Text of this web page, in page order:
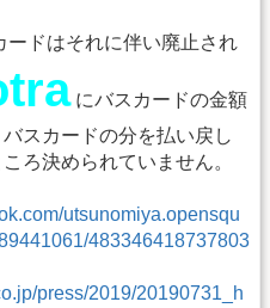
ードはそれに伴い廃止され
にバスカードの金額
スカードの分を払い戻し
ろ決められていません。
utsunomiya.opensqu
483346418737803
press/2019/20190731_h